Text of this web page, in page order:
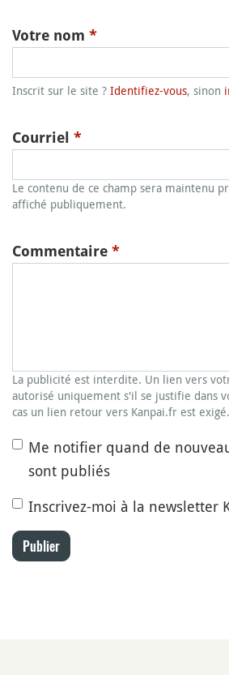
Votre nom *
Inscrit sur le site ? Identifiez-vous, sinon
Courriel *
Le contenu de ce champ sera maintenu
affiché publiquement.
Commentaire *
La publicité est interdite. Un lien vers
autorisé uniquement s'il se justifie dans
cas un lien retour vers Kanpai.fr est exigé.
Me notifier quand de
sont publiés
Inscrivez-moi à la newsletter
Publier